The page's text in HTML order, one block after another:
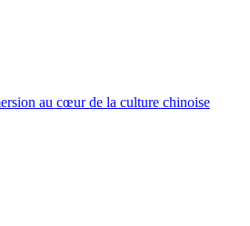
au cœur de la culture chinoise